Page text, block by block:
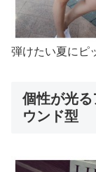
弾けたい夏にピ
個性が光
ウンド型